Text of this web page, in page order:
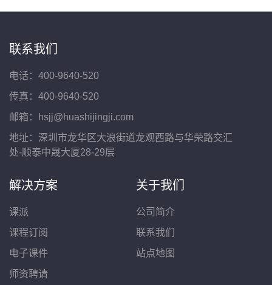
联系我们
电话：400-9640-520
传真：400-9640-520
邮箱：hsjj@huashijingji.com
地址：深圳市龙华区大浪街道龙观西路与华荣路交汇
处-顺泰中晟大厦28-29层
解决方案
课派
课程订阅
电子课件
师资聘请
关于我们
公司简介
联系我们
站点地图